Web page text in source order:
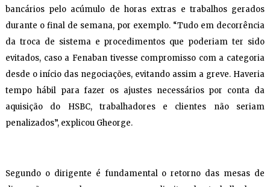
bancários pelo acúmulo de horas extras e trabalhos gerados
durante o final de semana, por exemplo. “Tudo em decorrência
da troca de sistema e procedimentos que poderiam ter sido
evitados, caso a Fenaban tivesse compromisso com a categoria
desde o início das negociações, evitando assim a greve. Haveria
tempo hábil para fazer os ajustes necessários por conta da
aquisição do HSBC, trabalhadores e clientes não seriam
penalizados”, explicou Gheorge.
Segundo o dirigente é fundamental o retorno das mesas de